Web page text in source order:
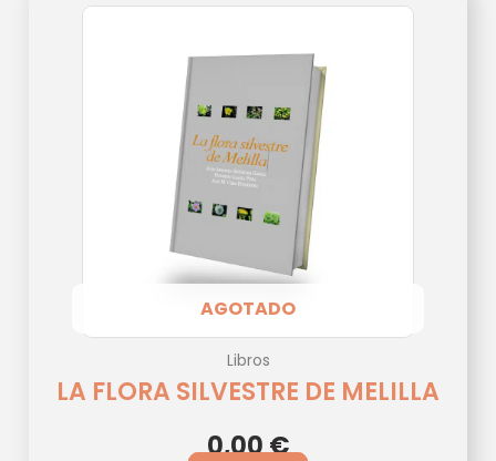
AGOTADO
Libros
LA FLORA SILVESTRE DE MELILLA
0,00€